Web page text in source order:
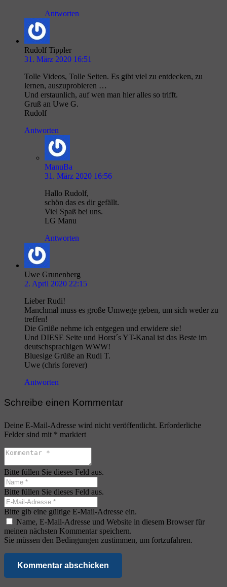
Antworten
Rudolf Tippler
31. März 2020 16:51
Tolle Videos, Tolle Seiten. Es gibt viel zu entdecken, zu
lernen, auszuprobieren …
Und erstaunlich, auf wen man hier alles so trifft.
Gruß an Uwe G.
Rudolf
Antworten
ManuBa
31. März 2020 16:56
Hallo Rudolf,
schön das es dir gefällt.
Viel Spaß bei uns.
LG Manu
Antworten
Uwe Grunenberg
2. April 2020 22:15
Lieber Rudi!
Manchmal muss es große Umwege geben, um sich weder zu
treffen!
Die Grüße nehme ich entgegen und erwidere sie!
Und DIESE Seite und Horst´s YT-Kanal ist das Beste im
deutschsprachigen WWW!
Bluesige Grüße an Rudi T.
Uwe (chris forever)
Antworten
Schreibe einen Kommentar
Deine E-Mail-Adresse wird nicht veröffentlicht. Erforderliche
Felder sind mit * markiert
Bitte füllen Sie dieses Feld aus.
Bitte füllen Sie dieses Feld aus.
Bitte gib eine gültige E-Mail-Adresse ein.
Name, E-Mail-Adresse und Website in diesem Browser für
meinen nächsten Kommentar speichern.
Sie müssen den Bedingungen zustimmen, um fortzufahren.
Kommentar abschicken